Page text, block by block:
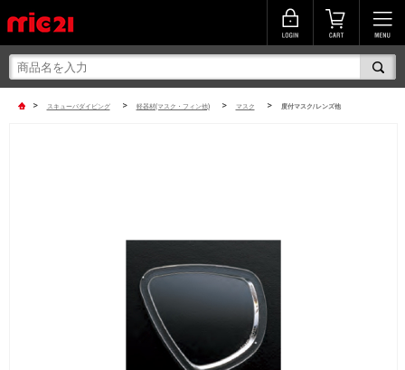
> スキューバダイビング > 軽器材(マスク・フィン他) > マスク > 度付マスク/レンズ他